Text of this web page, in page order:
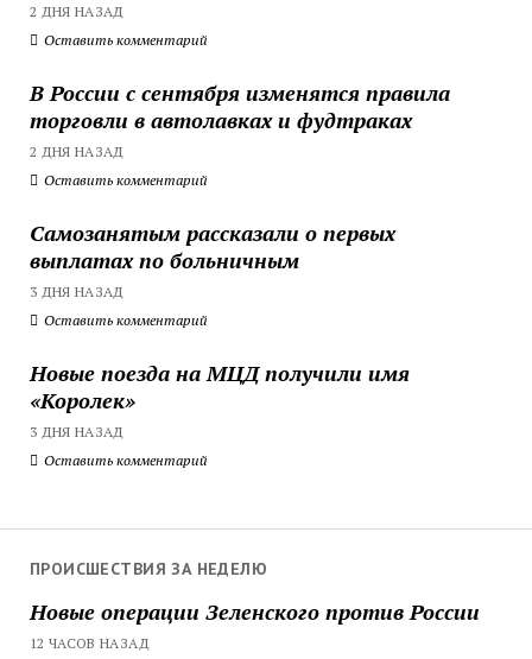
2 ДНЯ НАЗАД
Оставить комментарий
В России с сентября изменятся правила
торговли в автолавках и фудтраках
2 ДНЯ НАЗАД
Оставить комментарий
Самозанятым рассказали о первых
выплатах по больничным
3 ДНЯ НАЗАД
Оставить комментарий
Новые поезда на МЦД получили имя
«Королек»
3 ДНЯ НАЗАД
Оставить комментарий
ПРОИСШЕСТВИЯ ЗА НЕДЕЛЮ
Новые операции Зеленского против России
12 ЧАСОВ НАЗАД